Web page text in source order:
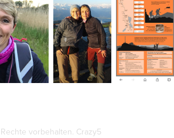
vorbehalten. Crazy5